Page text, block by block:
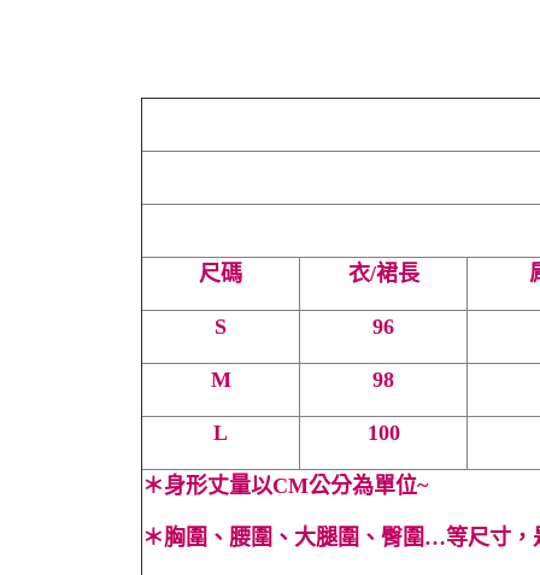
尺碼 衣/裙長
S 96
M 98
L 100
＊身形丈量以CM公分為單位~
＊胸圍、腰圍、大腿圍、臀圍…等尺寸，